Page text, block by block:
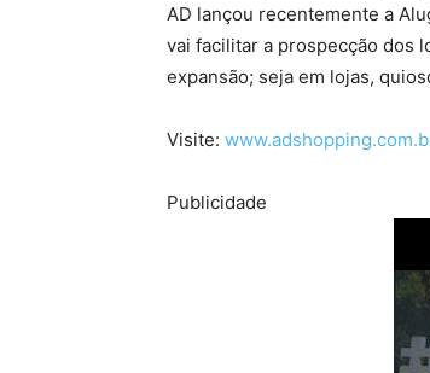
AD lançou recentemente a
vai facilitar a prospecção dos
expansão; seja em lojas,
Visite:
Publicidade